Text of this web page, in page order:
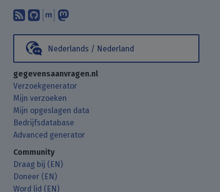
Abonneer op onze blogposts met
Vind ons op GitHub.
Praat met ons via Matrix.
Nederlands / Nederland
gegevensaanvragen.nl
Verzoekgenerator
Mijn verzoeken
Mijn opgeslagen data
Bedrijfsdatabase
Advanced generator
Community
Draag bij (EN)
Doneer (EN)
Word lid (EN)